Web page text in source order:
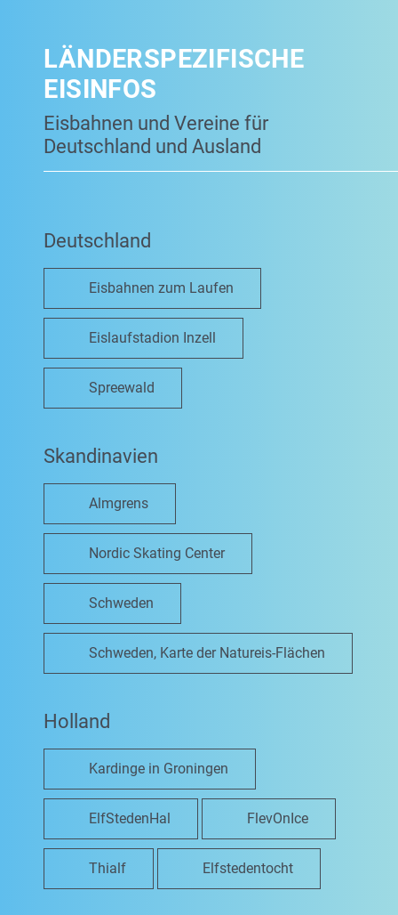
LÄNDERSPEZIFISCHE
EISINFOS
Eisbahnen und Vereine für
Deutschland und Ausland
Deutschland
Eisbahnen zum Laufen
Eislaufstadion Inzell
Spreewald
Skandinavien
Almgrens
Nordic Skating Center
Schweden
Schweden, Karte der Natureis-Flächen
Holland
Kardinge in Groningen
ElfStedenHal FlevOnIce
Thialf Elfstedentocht